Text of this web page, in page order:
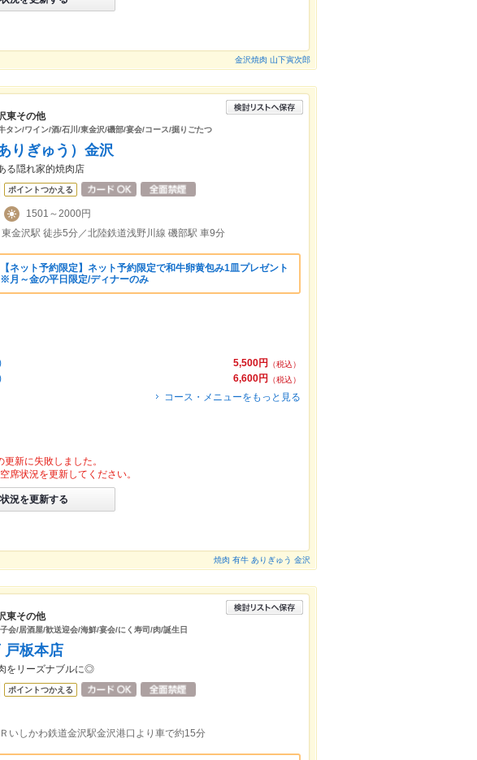
金沢焼肉 山下寅次郎
東その他
タン/ワイン/酒/石川/東金沢/磯部/宴会/コース/掘りごたつ
りぎゅう）金沢
る隠れ家的焼肉店
ポイントつかえる
1501～2000円
東金沢駅 徒歩5分／北陸鉄道浅野川線 磯部駅 車9分
【ネット予約限定】ネット予約限定で和牛卵黄包み1皿プレゼント
※月～金の平日限定/ディナーのみ
5,500円
（税込）
6,600円
（税込）
コース・メニューをもっと見る
更新に失敗しました。
席状況を更新してください。
況を更新する
焼肉 有牛 ありぎゅう 金沢
東その他
会/居酒屋/歓送迎会/海鮮/宴会/にく寿司/肉/誕生日
戸板本店
をリーズナブルに◎
ポイントつかえる
いしかわ鉄道金沢駅金沢港口より車で約15分